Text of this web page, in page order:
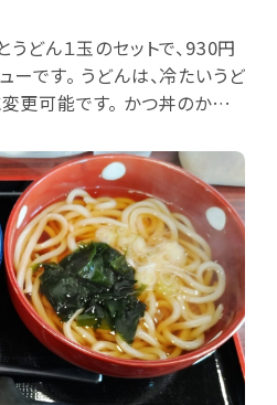
うどん１玉のセットで、930円
ーです。 うどんは、冷たいうど
更可能です。 かつ丼のかつ
構お腹いっぱいになります。
どんを楽しめるので、あり